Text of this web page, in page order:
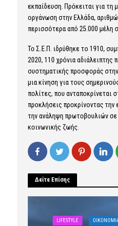
εκπαίδευση. Πρόκειται για τη
οργάνωση στην Ελλάδα,
περισσότερα από 25.000 μέλη
Το Σ.Ε.Π. ιδρύθηκε το 1910,
2020, 110 χρόνια αδιάλειπτης
συστηματικής προσφοράς στην
μια κίνηση για τους
πολίτες, που ανταποκρίνεται
προκλήσεις προκρίνοντας την
την ανάληψη πρωτοβουλιών
κοινωνικής ζωής.
Δείτε Επίσης
LIFESTYLE